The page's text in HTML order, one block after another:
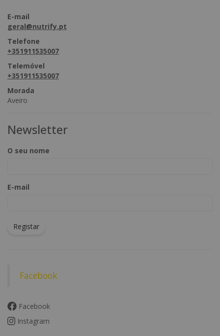
E-mail
geral@nutrify.pt
Telefone
+351911535007
Telemóvel
+351911535007
Morada
Aveiro
Newsletter
O seu nome
E-mail
Registar
Facebook
Facebook
Instagram